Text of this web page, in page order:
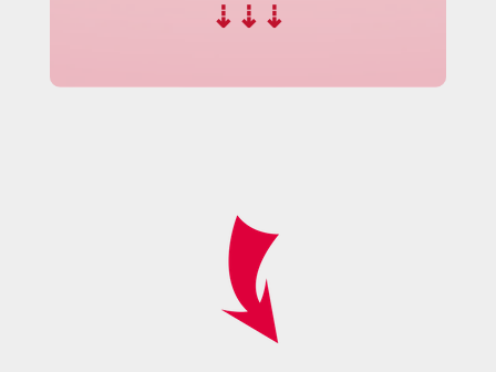
⇣⇣⇣